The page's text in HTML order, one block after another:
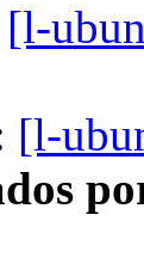
[l-
[l-